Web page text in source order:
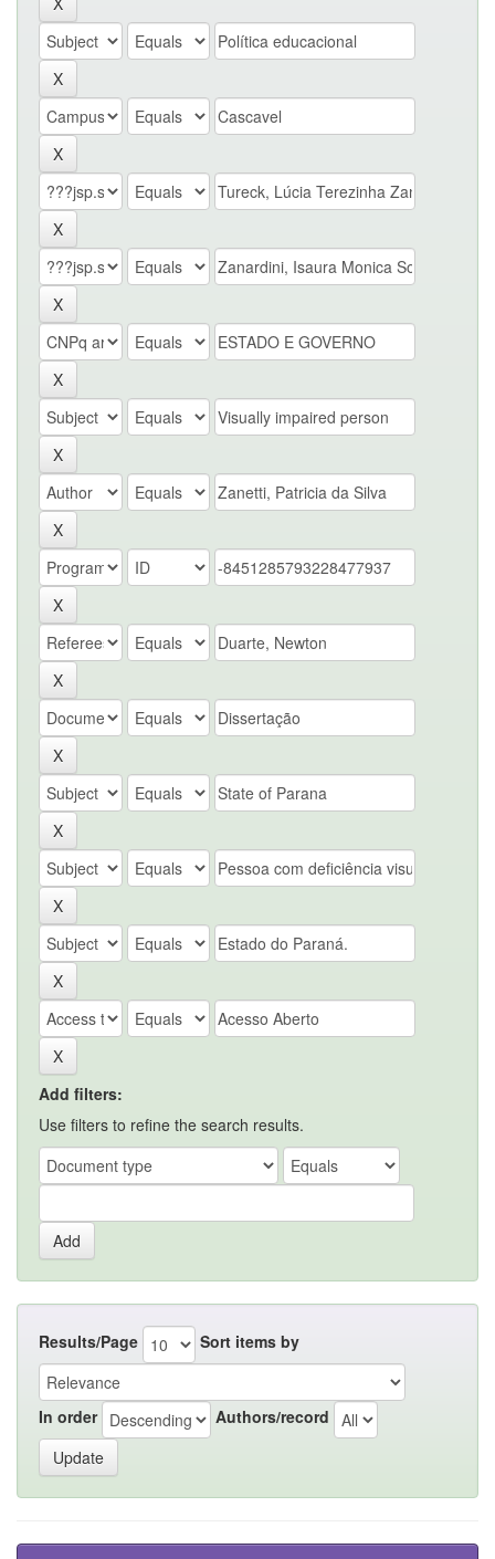
Add filters:
Use filters to refine the search results.
Results/Page Sort items by
In order Authors/record